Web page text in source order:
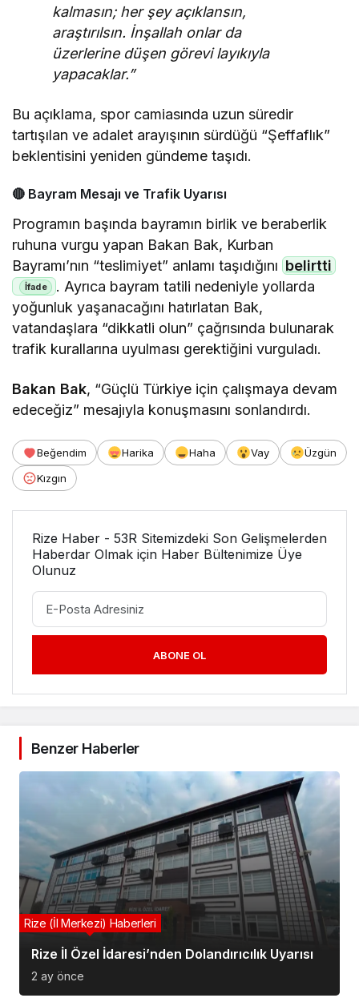
kalmasın; her şey açıklansın,
araştırılsın. İnşallah onlar da
üzerlerine düşen görevi layıkıyla
yapacaklar.”
Bu açıklama, spor camiasında uzun süredir
tartışılan ve adalet arayışının sürdüğü “Şeffaflık”
beklentisini yeniden gündeme taşıdı.
🔴 Bayram Mesajı ve Trafik Uyarısı
Programın başında bayramın birlik ve beraberlik
ruhuna vurgu yapan Bakan Bak, Kurban
Bayramı’nın “teslimiyet” anlamı taşıdığını belirtti
. Ayrıca bayram tatili nedeniyle yollarda
yoğunluk yaşanacağını hatırlatan Bak,
vatandaşlara “dikkatli olun” çağrısında bulunarak
trafik kurallarına uyulması gerektiğini vurguladı.
Bakan Bak, “Güçlü Türkiye için çalışmaya devam
edeceğiz” mesajıyla konuşmasını sonlandırdı.
Beğendim Harika Haha Vay
Üzgün
Kızgın
Rize Haber - 53R Sitemizdeki Son Gelişmelerden
Haberdar Olmak için Haber Bültenimize Üye
Olunuz
ABONE OL
Benzer Haberler
Rize İl Özel İdaresi’nden Dolandırıcılık Uyarısı
Rize (İl Merkezi) Haberleri
2 ay önce
Pepeçura Rize’de Ramazan Sofralarının
Vazgeçimezi
Rize (İl Merkezi) Haberleri
5 ay önce
Bizi Takip Edin